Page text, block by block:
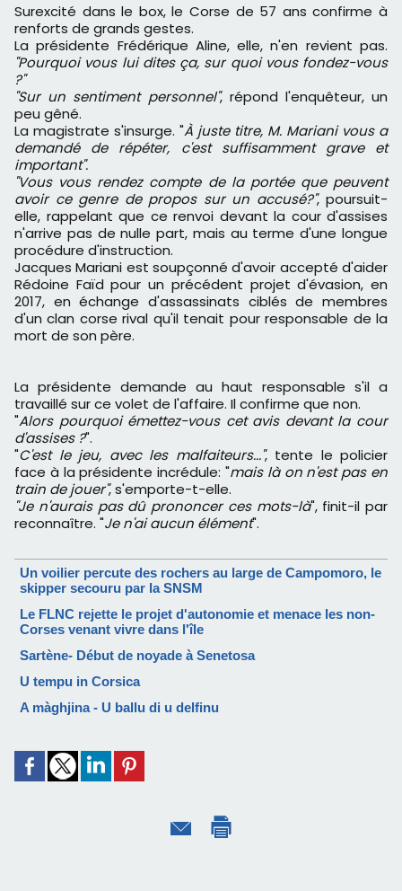
Surexcité dans le box, le Corse de 57 ans confirme à
renforts de grands gestes.
La présidente Frédérique Aline, elle, n'en revient pas.
"Pourquoi vous lui dites ça, sur quoi vous fondez-vous
?"
"Sur un sentiment personnel", répond l'enquêteur, un
peu gêné.
La magistrate s'insurge. "À juste titre, M. Mariani vous a
demandé de répéter, c'est suffisamment grave et
important".
"Vous vous rendez compte de la portée que peuvent
avoir ce genre de propos sur un accusé?", poursuit-
elle, rappelant que ce renvoi devant la cour d'assises
n'arrive pas de nulle part, mais au terme d'une longue
procédure d'instruction.
Jacques Mariani est soupçonné d'avoir accepté d'aider
Rédoine Faïd pour un précédent projet d'évasion, en
2017, en échange d'assassinats ciblés de membres
d'un clan corse rival qu'il tenait pour responsable de la
mort de son père.
La présidente demande au haut responsable s'il a
travaillé sur ce volet de l'affaire. Il confirme que non.
"Alors pourquoi émettez-vous cet avis devant la cour
d'assises ?".
"C'est le jeu, avec les malfaiteurs...", tente le policier
face à la présidente incrédule: "mais là on n'est pas en
train de jouer", s'emporte-t-elle.
"Je n'aurais pas dû prononcer ces mots-là", finit-il par
reconnaître. "Je n'ai aucun élément".
Un voilier percute des rochers au large de Campomoro, le
skipper secouru par la SNSM
Le FLNC rejette le projet d'autonomie et menace les non-
Corses venant vivre dans l'île
Sartène- Début de noyade à Senetosa
U tempu in Corsica
A màghjina - U ballu di u delfinu